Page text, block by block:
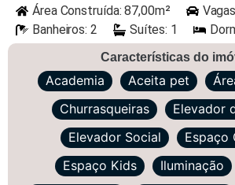
Área Construída: 87,00m²
Banheiros: 2
Suítes: 1
Características do
Academia Aceita pet
Churrasqueiras
Elevador
Elevador Social
Espaço
Espaço Kids
Iluminação